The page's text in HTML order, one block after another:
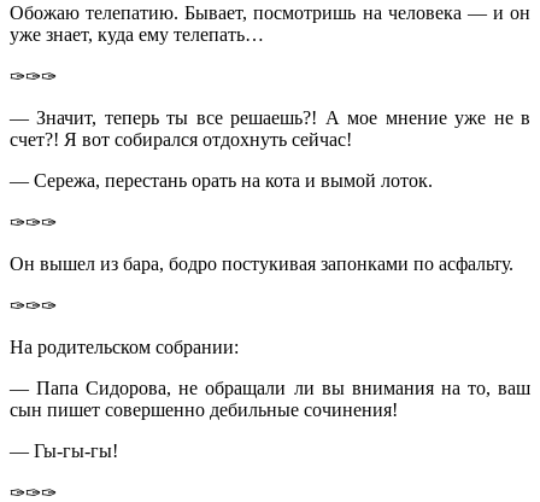
Обожаю телепатию. Бывает, посмотришь на человека — и он
уже знает, куда ему телепать…
✑✑✑
— Значит, теперь ты все решаешь?! А мое мнение уже не в
счет?! Я вот собирался отдохнуть сейчас!
— Сережа, перестань орать на кота и вымой лоток.
✑✑✑
Он вышел из бара, бодро постукивая запонками по асфальту.
✑✑✑
На родительском собрании:
— Папа Сидорова, не обращали ли вы внимания на то, ваш
сын пишет совершенно дебильные сочинения!
— Гы-гы-гы!
✑✑✑